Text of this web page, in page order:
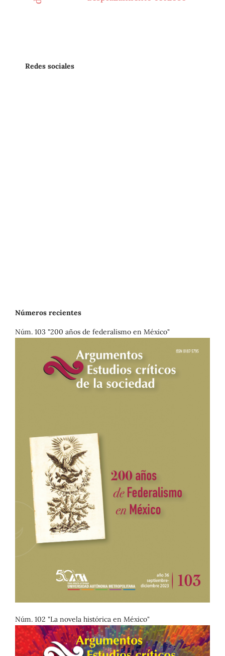
Redes sociales
Números recientes
Núm. 103 "200 años de federalismo en México"
Núm. 102 "La novela histórica en México"